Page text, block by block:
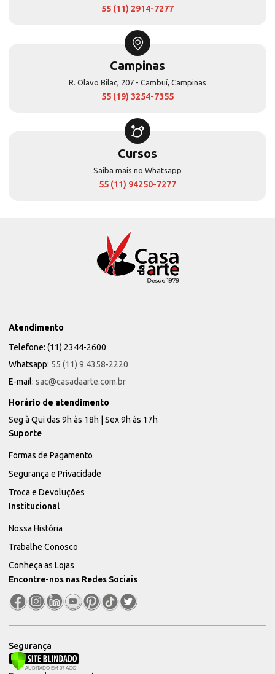
55 (11) 2914-7277
Campinas
R. Olavo Bilac, 207 - Cambuí, Campinas
55 (19) 3254-7355
Cursos
Saiba mais no Whatsapp
55 (11) 94250-7277
Atendimento
Telefone: (11) 2344-2600
Whatsapp: 55 (11) 9 4358-2220
E-mail: sac@casadaarte.com.br
Horário de atendimento
Seg à Qui das 9h às 18h | Sex 9h às 17h
Suporte
Formas de Pagamento
Segurança e Privacidade
Troca e Devoluções
Institucional
Nossa História
Trabalhe Conosco
Conheça as Lojas
Encontre-nos nas Redes Sociais
Segurança